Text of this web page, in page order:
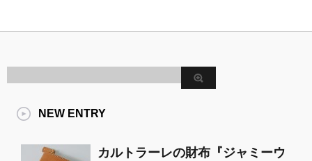
NEW ENTRY
カルトラーレの財布『ジャミーウ